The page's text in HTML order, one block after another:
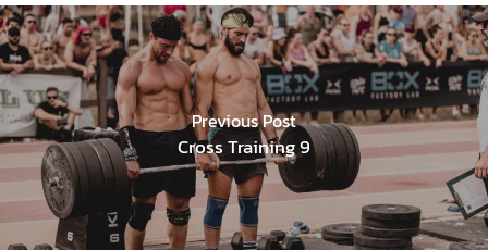
Previous Post
Cross Training 9